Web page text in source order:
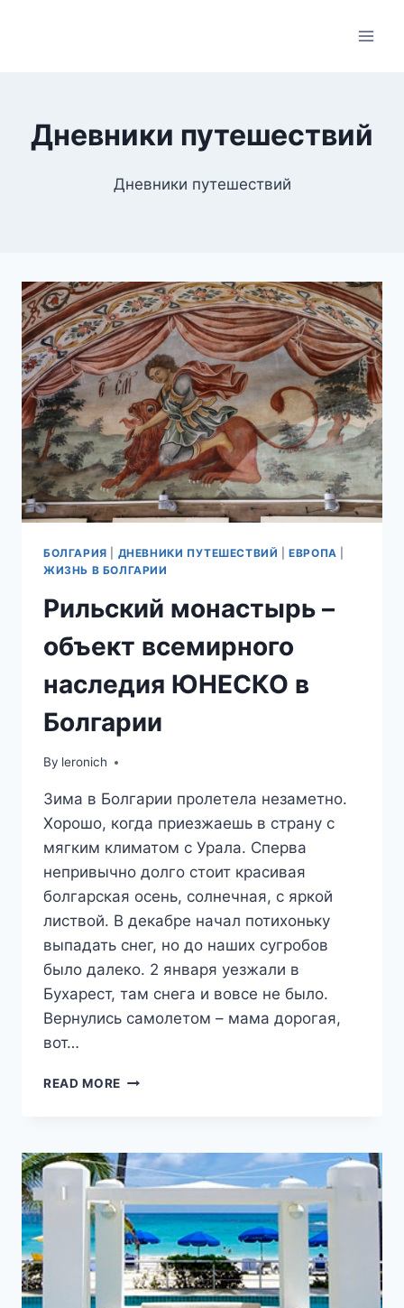
Дневники путешествий
Дневники путешествий
БОЛГАРИЯ ДНЕВНИКИ ПУТЕШЕСТВИЙ |ЕВРОПА
ЖИЗНЬ В БОЛГАРИИ
Рильский монастырь –
объект всемирного
наследия ЮНЕСКО в
Болгарии
By leronich
Зима в Болгарии пролетела незаметно.
Хорошо, когда приезжаешь в страну с
мягким климатом с Урала. Сперва
непривычно долго стоит красивая
болгарская осень, солнечная, с яркой
листвой. В декабре начал потихоньку
выпадать снег, но до наших сугробов
было далеко. 2 января уезжали в
Бухарест, там снега и вовсе не было.
Вернулись самолетом – мама дорогая,
вот…
READ MORE РИЛЬСКИЙ
ВСЕМИРНОГО
НАСЛЕДИЯ
ЮНЕСКО
В
БОЛГАРИИ